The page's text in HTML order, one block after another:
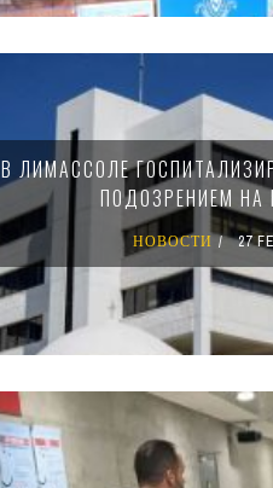
В ЛИМАССОЛЕ
ПОДОЗРЕНИЕМ НА
НОВОСТИ 27